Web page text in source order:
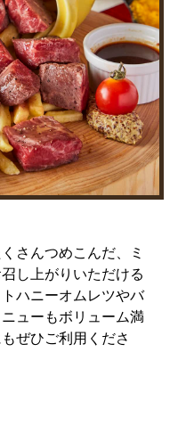
さんつめこんだ、ミ
し上がりいただける
ハニーオムレツやバ
ューもボリューム満
ぜひご利用くださ